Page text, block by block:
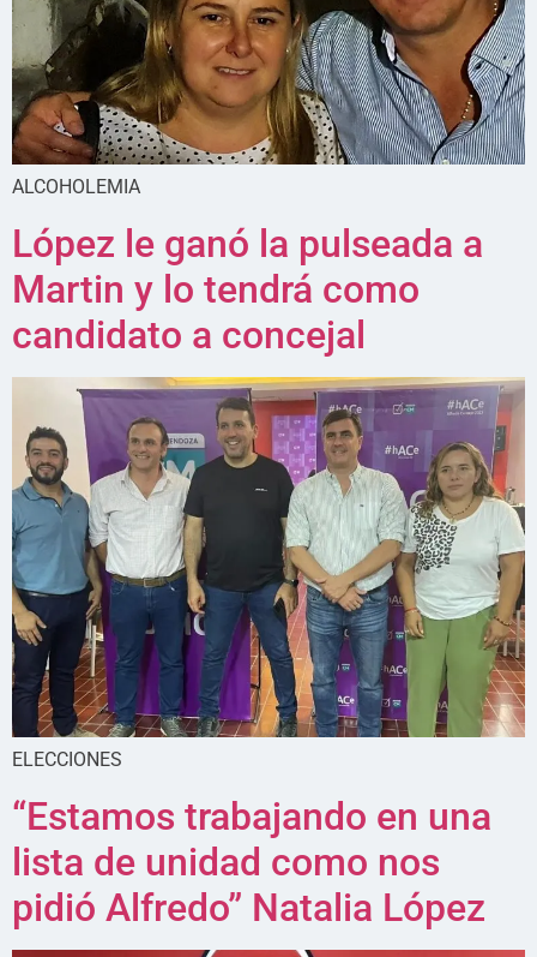
ALCOHOLEMIA
López le ganó la pulseada a
Martin y lo tendrá como
candidato a concejal
ELECCIONES
“Estamos trabajando en una
lista de unidad como nos
pidió Alfredo” Natalia López